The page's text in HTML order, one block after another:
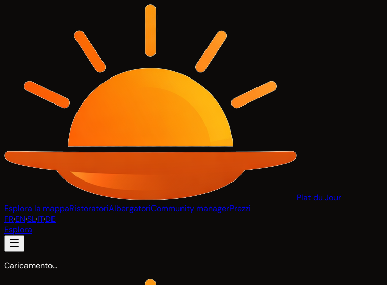
Plat du Jour
Esplora la mappaRistoratoriAlbergatoriCommunity managerPrezzi
FR·EN·SL·IT·DE
Esplora
Caricamento…